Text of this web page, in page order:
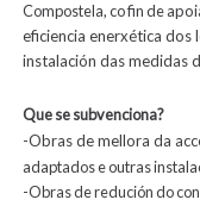
Compostela, co fin de
eficiencia enerxética dos
instalación das medidas
Que se subvenciona?
-Obras de mellora da
adaptados e outras
-Obras de redución do